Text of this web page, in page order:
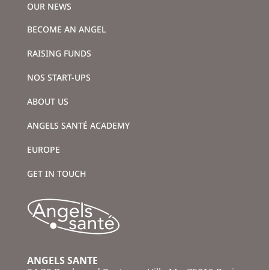
OUR NEWS
BECOME AN ANGEL
RAISING FUNDS
NOS START-UPS
ABOUT US
ANGELS SANTÉ ACADEMY
EUROPE
GET IN TOUCH
ANGELS SANTE